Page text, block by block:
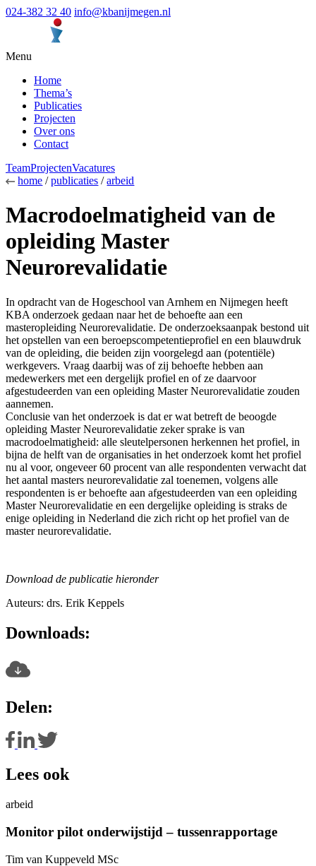
024-382 32 40 info@kbanijmegen.nl
Menu
Home
Thema’s
Publicaties
Projecten
Over ons
Contact
TeamProjectenVacatures
home /publicaties /arbeid
Macrodoelmatigheid van de
opleiding Master
Neurorevalidatie
In opdracht van de Hogeschool van Arnhem en Nijmegen heeft
KBA onderzoek gedaan naar het de behoefte aan een
masteropleiding Neurorevalidatie. De onderzoeksaanpak bestond uit
het opstellen van een beroepscompetentieprofiel en een blauwdruk
van de opleiding, die beiden zijn voorgelegd aan (potentiële)
werkgevers. Vraag daarbij was of zij behoefte hebben aan
medewerkers met een dergelijk profiel en of ze daarvoor
afgestudeerden van een opleiding Master Neurorevalidatie zouden
aannemen.
Conclusie van het onderzoek is dat er wat betreft de beoogde
opleiding Master Neurorevalidatie zeker sprake is van
macrodoelmatigheid: alle sleutelpersonen herkennen het profiel, in
bijna de helft van de organisaties in het onderzoek komt het profiel
nu al voor, ongeveer 60 procent van alle respondenten verwacht dat
het aantal masters neurorevalidatie zal toenemen, volgens alle
respondenten is er behoefte aan afgestudeerden van een opleiding
Master Neurorevalidatie en een dergelijke opleiding is straks de
enige opleiding in Nederland die zich richt op het profiel van de
master neurorevalidatie.
Download de publicatie hieronder
Auteurs: drs. Erik Keppels
Downloads:
Delen:
Lees ook
arbeid
Monitor pilot onderwijstijd – tussenrapportage
Tim van Kuppeveld MSc